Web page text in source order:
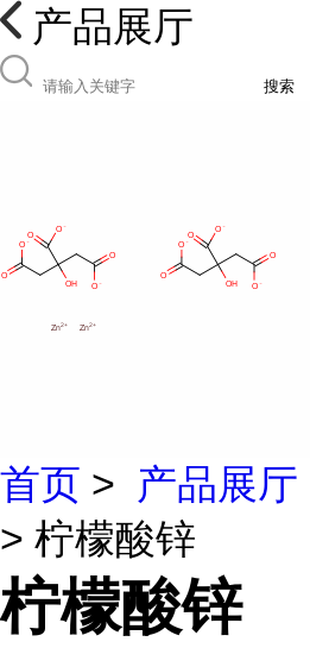
产品展厅
搜索
首页 > 产品展厅
> 柠檬酸锌
柠檬酸锌